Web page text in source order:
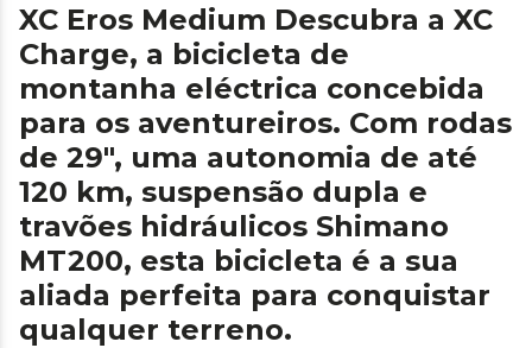
XC Eros Medium Descubra a XC
Charge, a bicicleta de
montanha eléctrica concebida
para os aventureiros. Com rodas
de 29", uma autonomia de até
120 km, suspensão dupla e
travões hidráulicos Shimano
MT200, esta bicicleta é a sua
aliada perfeita para conquistar
qualquer terreno.